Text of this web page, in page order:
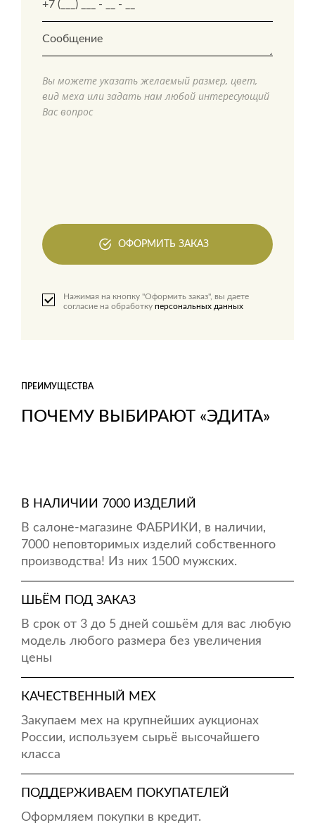
Вы можете указать желаемый размер, цвет,
вид меха или задать нам любой интересующий
Вас вопрос
ОФОРМИТЬ ЗАКАЗ
Нажимая на кнопку "Оформить заказ", вы даете
согласие на обработку персональных данных
ПОЧЕМУ ВЫБИРАЮТ «ЭДИТА»
ПРЕИМУЩЕСТВА
В НАЛИЧИИ 7000 ИЗДЕЛИЙ
В салоне-магазине ФАБРИКИ, в наличии,
7000 неповторимых изделий собственного
производства! Из них 1500 мужских.
ШЬЁМ ПОД ЗАКАЗ
В срок от 3 до 5 дней сошьём для вас любую
модель любого размера без увеличения
цены
КАЧЕСТВЕННЫЙ МЕХ
Закупаем мех на крупнейших аукционах
России, используем сырьё высочайшего
класса
ПОДДЕРЖИВАЕМ ПОКУПАТЕЛЕЙ
Оформляем покупки в кредит.